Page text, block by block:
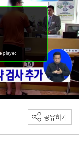
공유하기